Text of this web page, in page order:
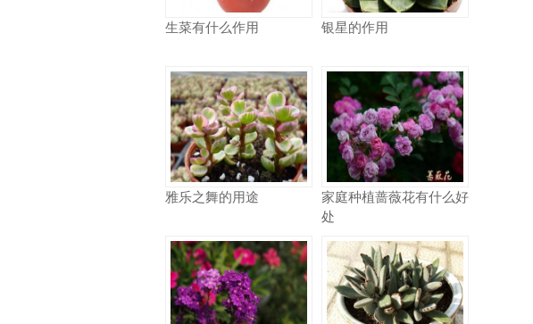
生菜有什么作用 银星的作用
雅乐之舞的用途
家庭种植蔷薇花有什么好
处